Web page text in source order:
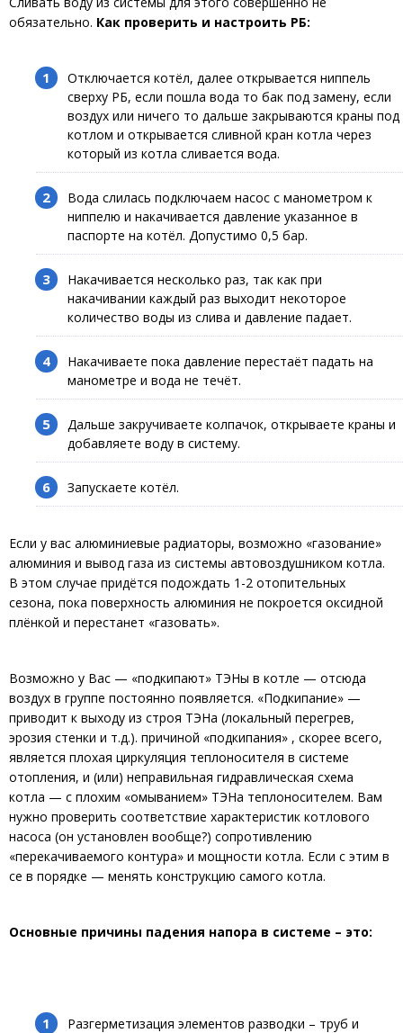
обязательно. Как проверить и настроить РБ:
Отключается котёл, далее открывается ниппель
сверху РБ, если пошла вода то бак под замену, если
воздух или ничего то дальше закрываются краны под
котлом и открывается сливной кран котла через
который из котла сливается вода.
Вода слилась подключаем насос с манометром к
ниппелю и накачивается давление указанное в
паспорте на котёл. Допустимо 0,5 бар.
Накачивается несколько раз, так как при
накачивании каждый раз выходит некоторое
количество воды из слива и давление падает.
Накачиваете пока давление перестаёт падать на
манометре и вода не течёт.
Дальше закручиваете колпачок, открываете краны и
добавляете воду в систему.
Запускаете котёл.
Если у вас алюминиевые радиаторы, возможно «газование»
алюминия и вывод газа из системы автовоздушником котла.
В этом случае придётся подождать 1-2 отопительных
сезона, пока поверхность алюминия не покроется оксидной
плёнкой и перестанет «газовать».
Возможно у Вас — «подкипают» ТЭНы в котле — отсюда
воздух в группе постоянно появляется. «Подкипание» —
приводит к выходу из строя ТЭНа (локальный перегрев,
эрозия стенки и т.д.). причиной «подкипания» , скорее всего,
является плохая циркуляция теплоносителя в системе
отопления, и (или) неправильная гидравлическая схема
котла — с плохим «омыванием» ТЭНа теплоносителем. Вам
нужно проверить соответствие характеристик котлового
насоса (он установлен вообще?) сопротивлению
«перекачиваемого контура» и мощности котла. Если с этим в
се в порядке — менять конструкцию самого котла.
Основные причины падения напора в системе – это:
Разгерметизация элементов разводки – труб и